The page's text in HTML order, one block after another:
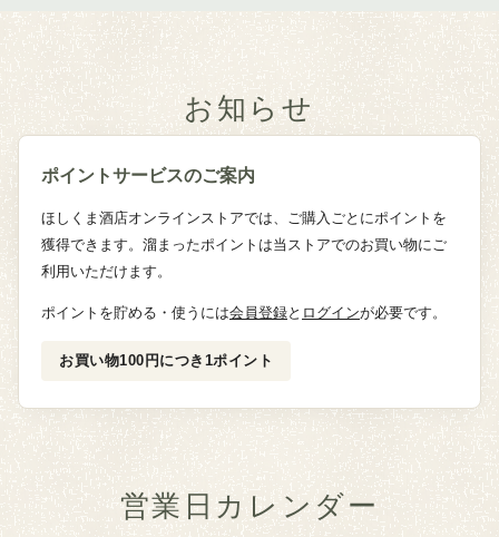
お知らせ
ポイントサービスのご案内
ほしくま酒店オンラインストアでは、ご購入ごとにポイントを
獲得できます。溜まったポイントは当ストアでのお買い物にご
利用いただけます。
ポイントを貯める・使うには会員登録と ログインが必要です。
お買い物100円につき1ポイント
営業日カレンダー